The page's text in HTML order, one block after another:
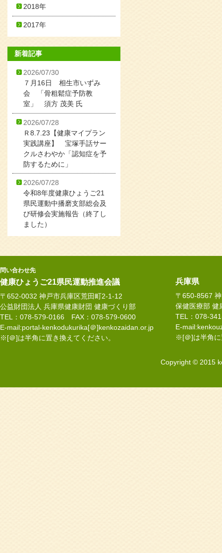
2018年
2017年
新着記事
2026/07/30
７月16日 相生市いずみ
会 「骨粗鬆症予防教
室」 須方 茂美 氏
2026/07/28
Ｒ8.7.23【健康マイプラン
実践講座】 宝塚手話サー
クルさわやか「認知症を予
防するために」
2026/07/28
令和8年度健康ひょうご21
県民運動中播磨支部総会及
び研修会実施報告（終了し
ました）
問い合わせ先
健康ひょうご21県民運動推進会議
〒652-0032 神戸市兵庫区荒田町2-1-12
公益財団法人 兵庫県健康財団 健康づくり部
TEL：078-579-0166 FAX：078-579-0600
E-mail:portal-kenkodukurika[＠]kenkozaidan.or.jp
※[＠]は半角に置き換えてください。
兵庫県
〒650-8567
保健医療部 健
TEL：078-
E-
※[＠]は半角に
Copyright © 2015